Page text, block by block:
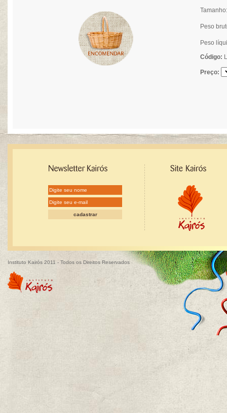
Peso
Peso
Código:
Preço:
Instituto Kairós 2011 - Todos os Direitos Reservados